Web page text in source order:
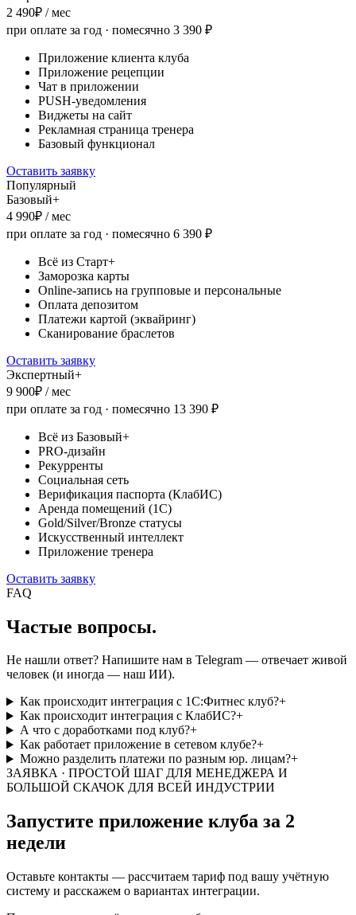
2 490₽ / мес
при оплате за год · помесячно 3 390 ₽
Приложение клиента клуба
Приложение рецепции
Чат в приложении
PUSH-уведомления
Виджеты на сайт
Рекламная страница тренера
Базовый функционал
Оставить заявку
Популярный
Базовый+
4 990₽ / мес
при оплате за год · помесячно 6 390 ₽
Всё из Старт+
Заморозка карты
Online-запись на групповые и персональные
Оплата депозитом
Платежи картой (эквайринг)
Сканирование браслетов
Оставить заявку
Экспертный+
9 900₽ / мес
при оплате за год · помесячно 13 390 ₽
Всё из Базовый+
PRO-дизайн
Рекурренты
Социальная сеть
Верификация паспорта (КлабИС)
Аренда помещений (1С)
Gold/Silver/Bronze статусы
Искусственный интеллект
Приложение тренера
Оставить заявку
FAQ
Частые вопросы.
Не нашли ответ? Напишите нам в Telegram — отвечает живой
человек (и иногда — наш ИИ).
Как происходит интеграция с 1С:Фитнес клуб?+
Как происходит интеграция с КлабИС?+
А что с доработками под клуб?+
Как работает приложение в сетевом клубе?+
Можно разделить платежи по разным юр. лицам?+
ЗАЯВКА · ПРОСТОЙ ШАГ ДЛЯ МЕНЕДЖЕРА И
БОЛЬШОЙ СКАЧОК ДЛЯ ВСЕЙ ИНДУСТРИИ
Запустите приложение клуба за 2
недели
Оставьте контакты — рассчитаем тариф под вашу учётную
систему и расскажем о вариантах интеграции.